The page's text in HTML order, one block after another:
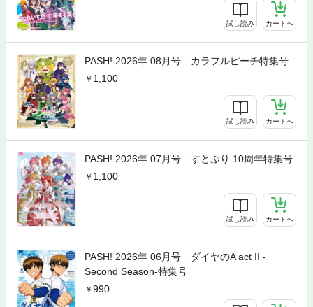
試し読み カートへ
PASH! 2026年 08月号 カラフルピーチ特集号
1,100
試し読み カートへ
PASH! 2026年 07月号 すとぷり 10周年特集号
1,100
試し読み カートへ
PASH! 2026年 06月号 ダイヤのA act II -
Second Season-特集号
990